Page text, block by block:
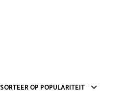
G
SORTEER OP POPULARITEIT